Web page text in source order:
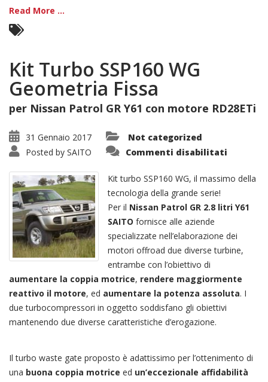
Read More ...
Kit Turbo SSP160 WG
Geometria Fissa
per Nissan Patrol GR Y61 con motore RD28ETi
31 Gennaio 2017
Not categorized
Posted by SAITO Commenti disabilitati
SSP160
WG
Kit turbo SSP160 WG, il massimo della
tecnologia della grande serie!
Per il Nissan Patrol GR 2.8 litri Y61
SAITO fornisce alle aziende
specializzate nell’elaborazione dei
motori offroad due diverse turbine,
entrambe con l’obiettivo di
aumentare la coppia motrice, rendere maggiormente
reattivo il motore, ed aumentare la potenza assoluta. I
due turbocompressori in oggetto soddisfano gli obiettivi
mantenendo due diverse caratteristiche d’erogazione.
Il turbo waste gate proposto è adattissimo per l’ottenimento di
una buona coppia motrice ed un’eccezionale affidabilità